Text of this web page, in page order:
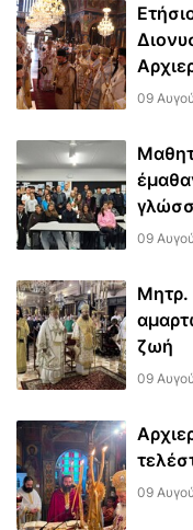
09
09
Μητρ.
ζωή
09
09